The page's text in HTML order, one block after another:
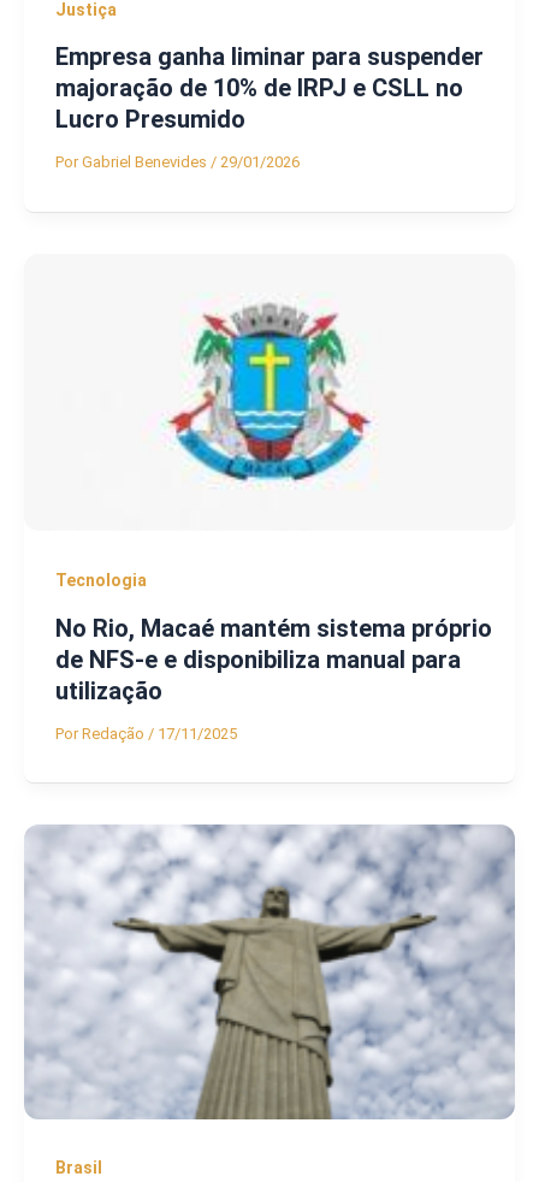
Justiça
Empresa ganha liminar para suspender
majoração de 10% de IRPJ e CSLL no
Lucro Presumido
PorGabriel Benevides / 29/01/2026
Tecnologia
No Rio, Macaé mantém sistema próprio
de NFS-e e disponibiliza manual para
utilização
PorRedação / 17/11/2025
Brasil